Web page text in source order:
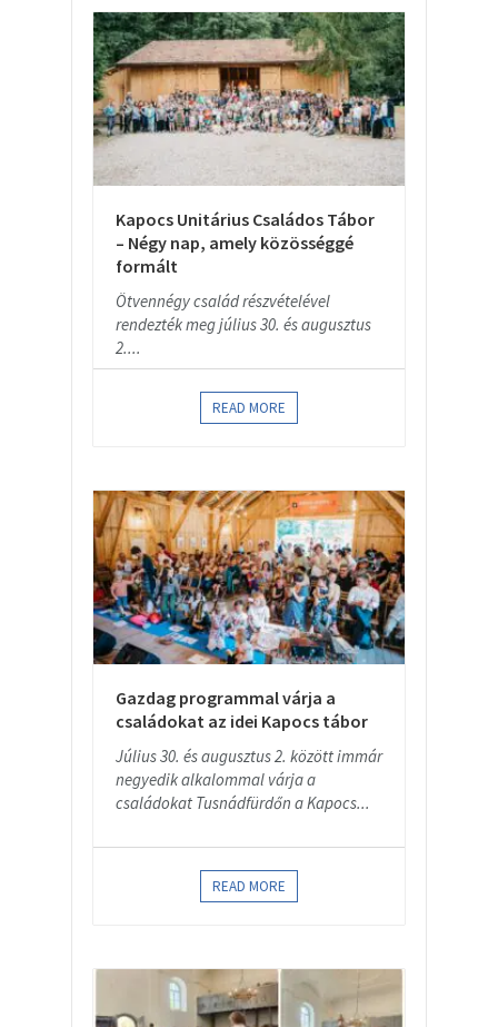
Kapocs Unitárius Családos Tábor
– Négy nap, amely közösséggé
formált
Ötvennégy család részvételével
rendezték meg július 30. és augusztus
2....
READ MORE
Gazdag programmal várja a
családokat az idei Kapocs tábor
Július 30. és augusztus 2. között immár
negyedik alkalommal várja a
családokat Tusnádfürdőn a Kapocs...
READ MORE